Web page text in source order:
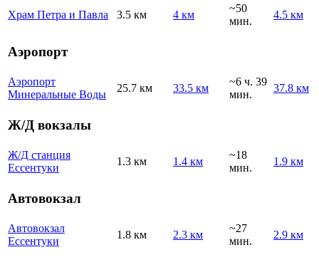
Храм Петра и Павла 3.5 км 4 км
~50
мин.
4.5 км
Аэропорт
Аэропорт
Минеральные Воды
25.7 км 33.5 км
~6 ч. 39
мин.
37.8 км
Ж/Д вокзалы
Ж/Д станция
Ессентуки
1.3 км 1.4 км
~18
мин.
1.9 км
Автовокзал
Автовокзал
Ессентуки
1.8 км 2.3 км
~27
мин.
2.9 км